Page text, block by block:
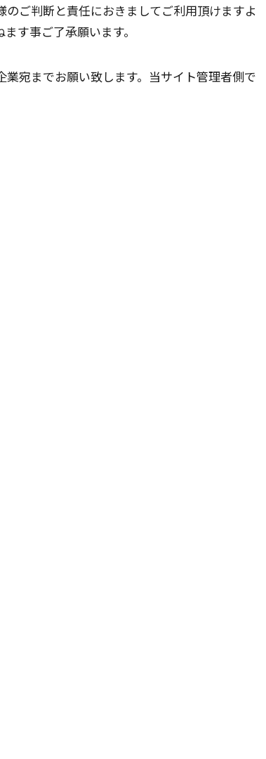
ご判断と責任におきましてご利用頂けますよ
す事ご了承願います。
宛までお願い致します。当サイト管理者側で